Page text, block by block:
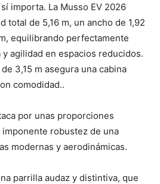
importa. La Musso EV 2026
total de 5,16 m, un ancho de 1,92
equilibrando perfectamente
agilidad en espacios reducidos.
3,15 m asegura una cabina
comodidad..
por unas proporciones
robustez de una
modernas y aerodinámicas.
parrilla audaz y distintiva, que